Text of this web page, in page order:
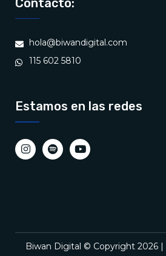
hola@biwandigital.com
115 602 5810
Estamos en las redes
Biwan Digital © Copyright 2026 |